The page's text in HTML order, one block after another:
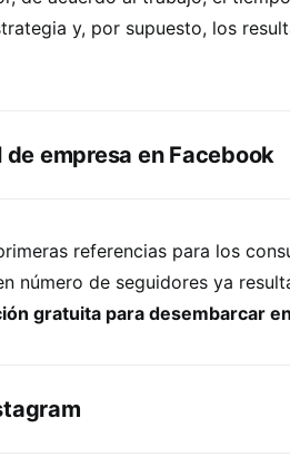
y, por supuesto, los
de empresa en Facebook
referencias para los
número de seguidores ya
gratuita para desembarcar